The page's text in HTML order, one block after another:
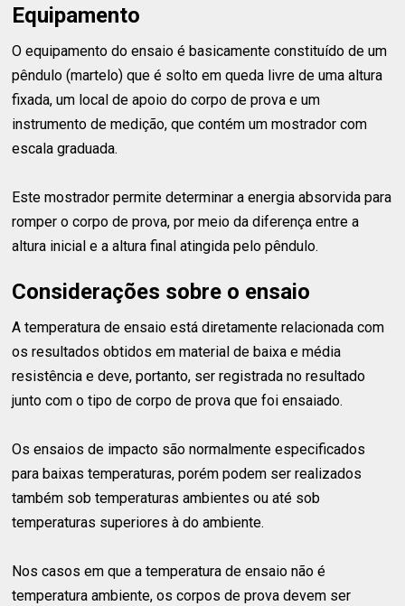
Equipamento
O equipamento do ensaio é basicamente constituído de um
pêndulo (martelo) que é solto em queda livre de uma altura
fixada, um local de apoio do corpo de prova e um
instrumento de medição, que contém um mostrador com
escala graduada.
Este mostrador permite determinar a energia absorvida para
romper o corpo de prova, por meio da diferença entre a
altura inicial e a altura final atingida pelo pêndulo.
Considerações sobre o ensaio
A temperatura de ensaio está diretamente relacionada com
os resultados obtidos em material de baixa e média
resistência e deve, portanto, ser registrada no resultado
junto com o tipo de corpo de prova que foi ensaiado.
Os ensaios de impacto são normalmente especificados
para baixas temperaturas, porém podem ser realizados
também sob temperaturas ambientes ou até sob
temperaturas superiores à do ambiente.
Nos casos em que a temperatura de ensaio não é
temperatura ambiente, os corpos de prova devem ser